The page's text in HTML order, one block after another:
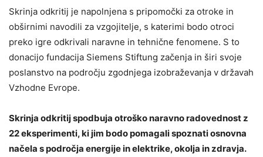
Skrinja odkritij je napolnjena s pripomočki za otroke in
obširnimi navodili za vzgojitelje, s katerimi bodo otroci
preko igre odkrivali naravne in tehnične fenomene. S to
donacijo fundacija Siemens Stiftung začenja in širi svoje
poslanstvo na področju zgodnjega izobraževanja v državah
Vzhodne Evrope.
Skrinja odkritij spodbuja otroško naravno radovednost z
22 eksperimenti, ki jim bodo pomagali spoznati osnovna
načela s področja energije in elektrike, okolja in zdravja.